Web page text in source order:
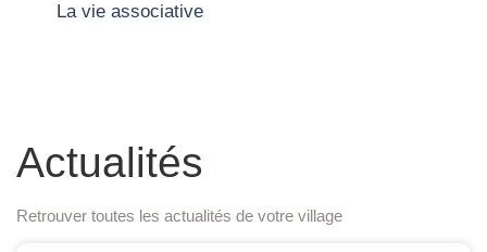
La vie associative
Actualités
Retrouver toutes les actualités de votre village